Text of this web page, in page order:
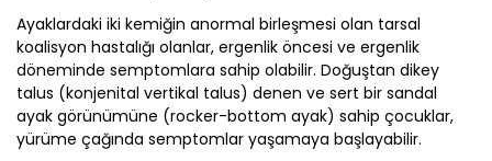
Ayaklardaki iki kemiğin anormal birleşmesi olan tarsal
koalisyon hastalığı olanlar, ergenlik öncesi ve ergenlik
döneminde semptomlara sahip olabilir. Doğuştan dikey
talus (konjenital vertikal talus) denen ve sert bir sandal
ayak görünümüne (rocker-bottom ayak) sahip çocuklar,
yürüme çağında semptomlar yaşamaya başlayabilir.